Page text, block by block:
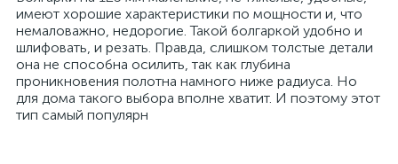
имеют хорошие характеристики по мощности и, что
немаловажно, недорогие. Такой болгаркой удобно и
шлифовать, и резать. Правда, слишком толстые детали
она не способна осилить, так как глубина
проникновения полотна намного ниже радиуса. Но
для дома такого выбора вполне хватит. И поэтому этот
тип самый популярн